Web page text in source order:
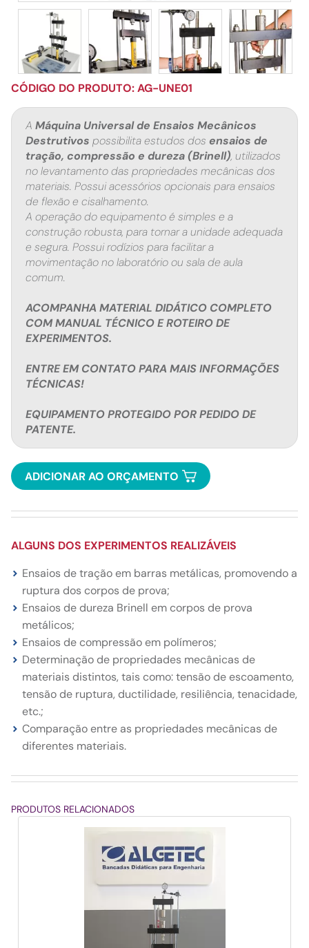
CÓDIGO DO PRODUTO: AG-UNE01
A Máquina Universal de Ensaios Mecânicos
Destrutivos possibilita estudos dos ensaios de
tração, compressão e dureza (Brinell), utilizados
no levantamento das propriedades mecânicas dos
materiais. Possui acessórios opcionais para ensaios
de flexão e cisalhamento.
A operação do equipamento é simples e a
construção robusta, para tornar a unidade adequada
e segura. Possui rodízios para facilitar a
movimentação no laboratório ou sala de aula
comum.
ACOMPANHA MATERIAL DIDÁTICO COMPLETO
COM MANUAL TÉCNICO E ROTEIRO DE
EXPERIMENTOS.
ENTRE EM CONTATO PARA MAIS INFORMAÇÕES
TÉCNICAS!
EQUIPAMENTO PROTEGIDO POR PEDIDO DE
PATENTE.
ADICIONAR AO ORÇAMENTO
ALGUNS DOS EXPERIMENTOS REALIZÁVEIS
Ensaios de tração em barras metálicas, promovendo a
ruptura dos corpos de prova;
Ensaios de dureza Brinell em corpos de prova
metálicos;
Ensaios de compressão em polímeros;
Determinação de propriedades mecânicas de
materiais distintos, tais como: tensão de escoamento,
tensão de ruptura, ductilidade, resiliência, tenacidade,
etc.;
Comparação entre as propriedades mecânicas de
diferentes materiais.
PRODUTOS RELACIONADOS